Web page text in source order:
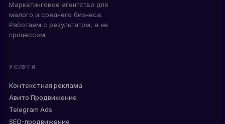
Маркетинговое агентство для
малого и среднего бизнеса.
Работаем с результатом, а не
процессом.
УСЛУГИ
Контекстная реклама
Авито Продвижение
Telegram Ads
SEO-продвижение